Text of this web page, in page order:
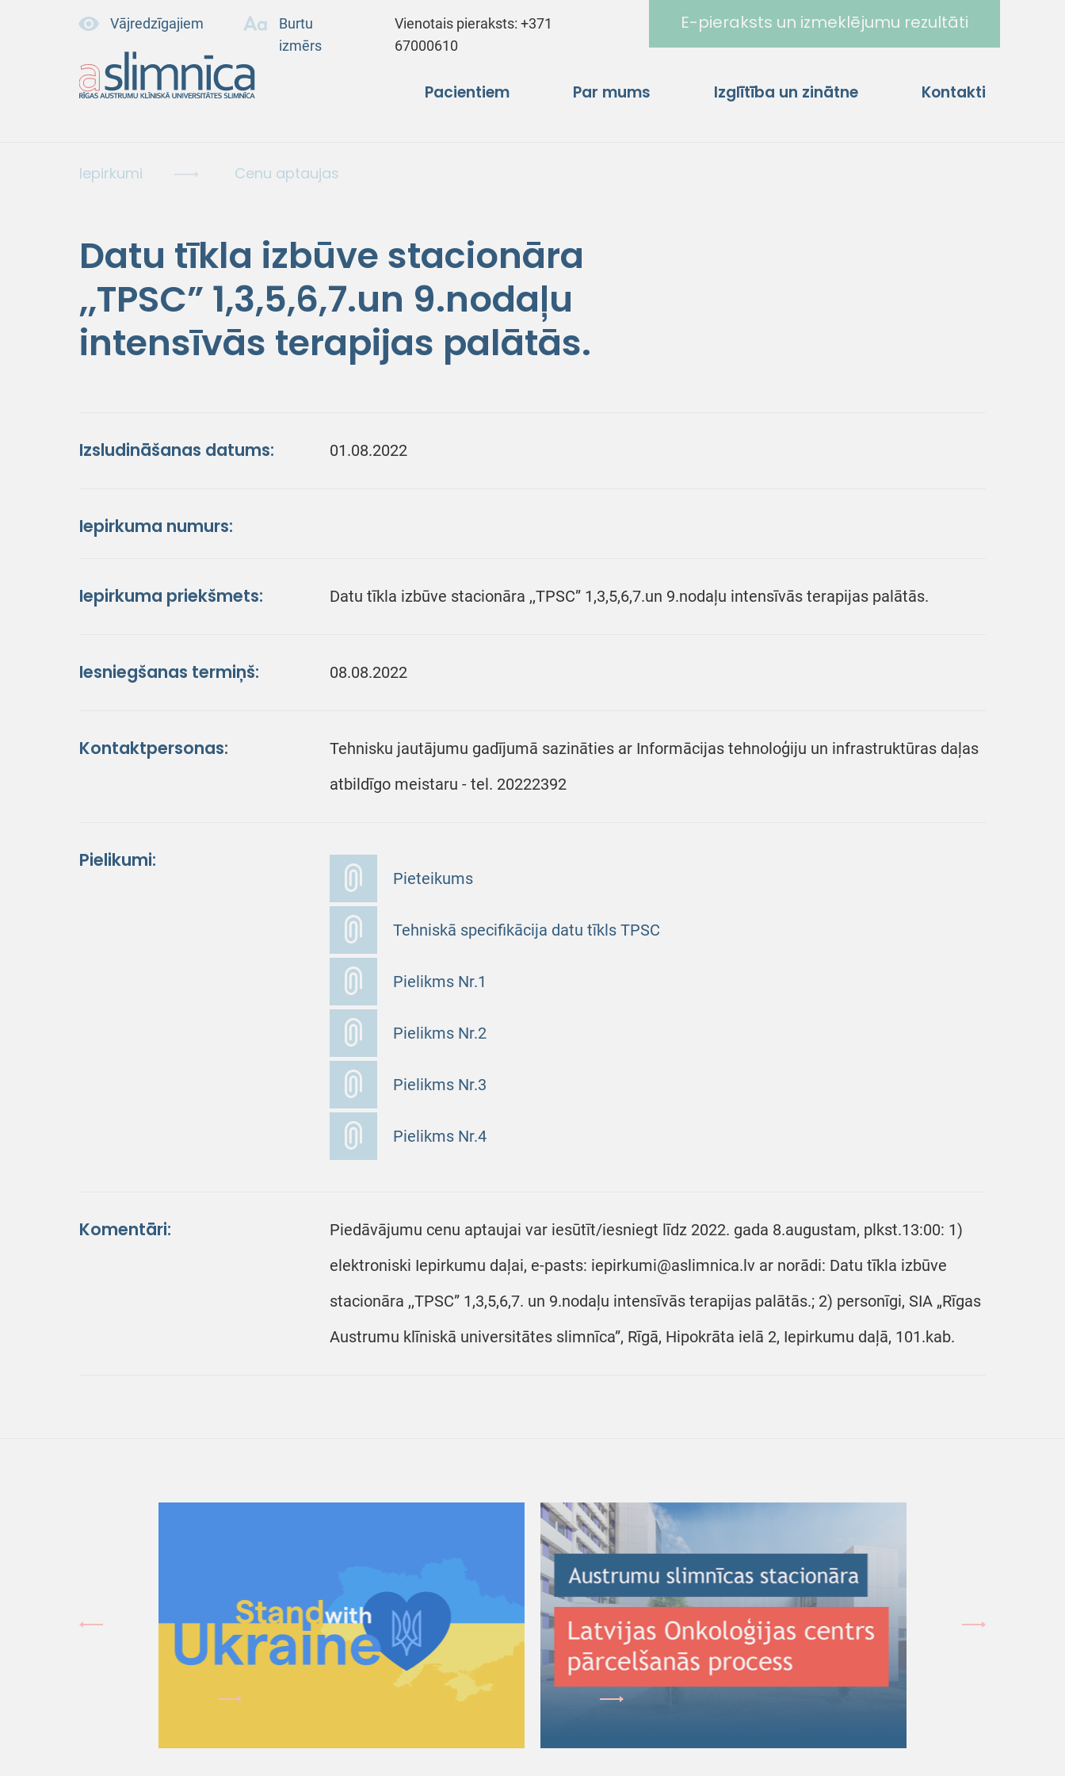
Vājredzīgajiem
Burtu
izmērs
Vienotais pieraksts:+371
67000610
E-pieraksts un izmeklējumu rezultāti
Pacientiem Par mums Izglītība un zinātne Kontakti
Iepirkumi Cenu aptaujas
Datu tīkla izbūve stacionāra
,,TPSC” 1,3,5,6,7.un 9.nodaļu
intensīvās terapijas palātās.
Izsludināšanas datums: 01.08.2022
Iepirkuma numurs:
Iepirkuma priekšmets: Datu tīkla izbūve stacionāra ,,TPSC” 1,3,5,6,7.un 9.nodaļu intensīvās terapijas palātās.
Iesniegšanas termiņš: 08.08.2022
Kontaktpersonas:
Tehnisku jautājumu gadījumā sazināties ar Informācijas tehnoloģiju un infrastruktūras daļas
atbildīgo meistaru - tel. 20222392
Pielikumi:
Pieteikums
Tehniskā specifikācija datu tīkls TPSC
Pielikms Nr.1
Pielikms Nr.2
Pielikms Nr.3
Pielikms Nr.4
Komentāri:
Piedāvājumu cenu aptaujai var iesūtīt/iesniegt līdz 2022. gada 8.augustam, plkst.13:00: 1)
elektroniski Iepirkumu daļai, e-pasts: iepirkumi@aslimnica.lv ar norādi: Datu tīkla izbūve
stacionāra ,,TPSC” 1,3,5,6,7. un 9.nodaļu intensīvās terapijas palātās.; 2) personīgi, SIA „Rīgas
Austrumu klīniskā universitātes slimnīca”, Rīgā, Hipokrāta ielā 2, Iepirkumu daļā, 101.kab.